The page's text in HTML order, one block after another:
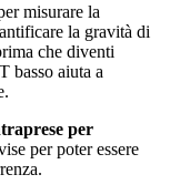
misurare la
la gravità di
che diventi
basso aiuta a
per
per poter essere